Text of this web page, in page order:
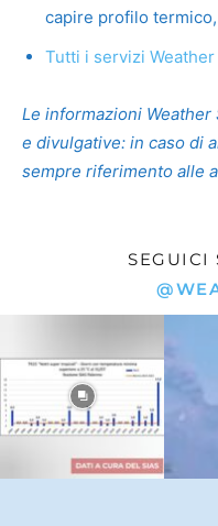
capire profilo
Tutti i servizi
Le informazioni
e divulgative: in caso di
sempre riferimento alle
SEGUICI